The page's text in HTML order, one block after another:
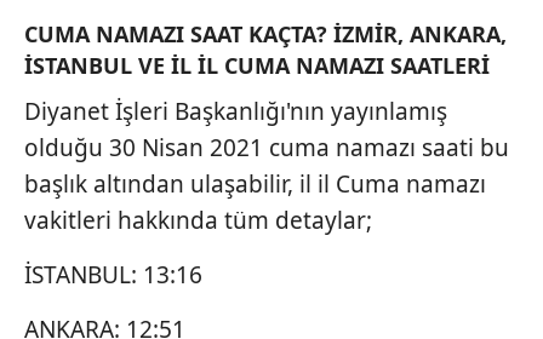
CUMA NAMAZI SAAT KAÇTA? İZMİR, ANKARA,
İSTANBUL VE İL İL CUMA NAMAZI SAATLERİ
Diyanet İşleri Başkanlığı'nın yayınlamış
olduğu 30 Nisan 2021 cuma namazı saati bu
başlık altından ulaşabilir, il il Cuma namazı
vakitleri hakkında tüm detaylar;
İSTANBUL: 13:16
ANKARA: 12:51